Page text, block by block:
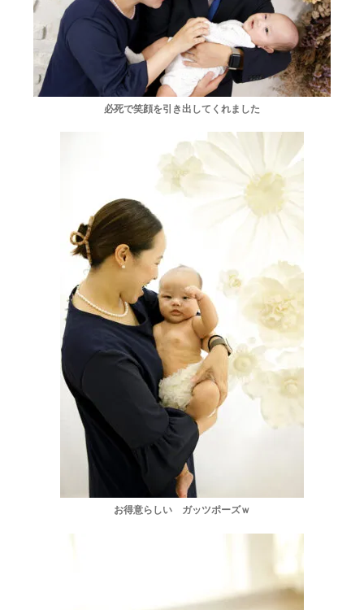
必死で笑顔を引き出してくれました
お得意らしい ガッツポーズｗ